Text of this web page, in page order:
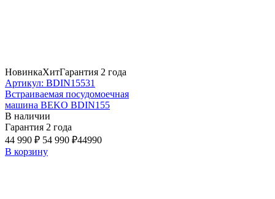
НовинкаХитГарантия 2 года
Артикул: BDIN15531
Встраиваемая посудомоечная
машина BEKO BDIN155
В наличии
Гарантия 2 года
44 990 ₽ 54 990 ₽44990
В корзину